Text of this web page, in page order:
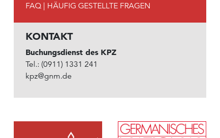
FAQ | HÄUFIG GESTELLTE FRAGEN
KONTAKT
Buchungsdienst des KPZ
Tel.: (0911) 1331 241
kpz@gnm.de